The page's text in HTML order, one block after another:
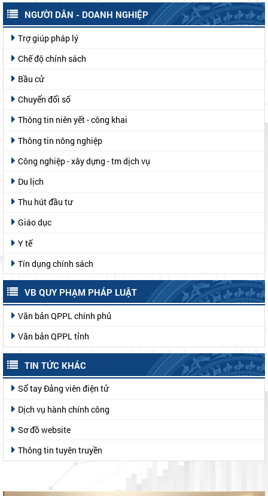
NGƯỜI DÂN - DOANH NGHIỆP
Trợ giúp pháp lý
Chế độ chính sách
Bầu cử
Chuyển đổi số
Thông tin niên yết - công khai
Thông tin nông nghiệp
Công nghiệp - xây dựng - tm dịch vụ
Du lịch
Thu hút đầu tư
Giáo dục
Y tế
Tín dụng chính sách
VB QUY PHẠM PHÁP LUẬT
Văn bản QPPL chính phủ
Văn bản QPPL tỉnh
TIN TỨC KHÁC
Sổ tay Đảng viên điện tử
Dịch vụ hành chính công
Sơ đồ website
Thông tin tuyên truyền